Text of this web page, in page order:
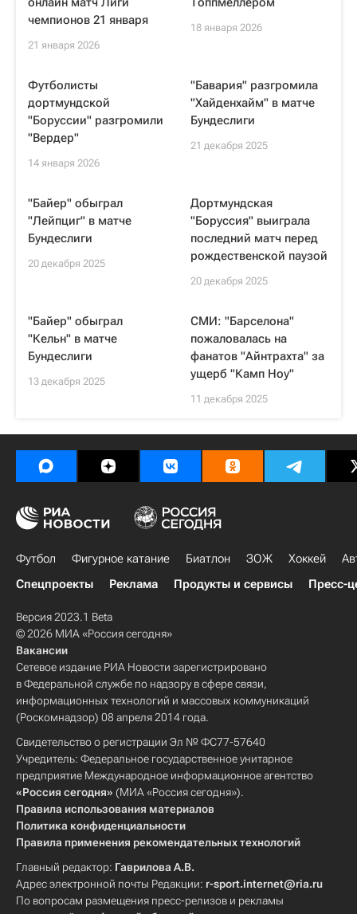
чемпионов 21 января
21 января 2026
18 января 2026
Футболисты
дортмундской
"Боруссии" разгромили
"Вердер"
14 января 2026
"Бавария" разгромила
"Хайденхайм" в матче
Бундеслиги
21 декабря 2025
"Байер" обыграл
"Лейпциг" в матче
Бундеслиги
20 декабря 2025
Дортмундская
"Боруссия" выиграла
последний матч перед
рождественской паузой
20 декабря 2025
"Байер" обыграл
"Кельн" в матче
Бундеслиги
13 декабря 2025
СМИ: "Барселона"
пожаловалась на
фанатов "Айнтрахта" за
ущерб "Камп Ноу"
11 декабря 2025
Футбол Фигурное катание Биатлон ЗОЖ Хоккей
Спецпроекты
Реклама Продукты и сервисы Пресс-
Версия 2023.1 Beta
© 2026 МИА «Россия сегодня»
Вакансии
Сетевое издание РИА Новости зарегистрировано
в Федеральной службе по надзору в сфере связи,
информационных технологий и массовых коммуникаций
(Роскомнадзор) 08 апреля 2014 года.
Свидетельство о регистрации Эл № ФС77-57640
Учредитель: Федеральное государственное унитарное
предприятие Международное информационное агентство
«Россия сегодня» (МИА «Россия сегодня»).
Правила использования материалов
Политика конфиденциальности
Правила применения рекомендательных технологий
Главный редактор: Гаврилова А.В.
Адрес электронной почты Редакции: r-sport.internet@ria.ru
По вопросам размещения пресс-релизов и рекламы